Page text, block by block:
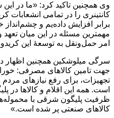
وی همچنین تاکید کرد: «ما در
کانتینری را در تمامی انشعابات
برابر افزایش داده‌یم و چشم‌انداز
مهمترین مسئله در این میان
امر حمل‌ونقل به توسعۀ این
سرگی میلوشکین همچنین اظهار
جهت تامین کالاهای مصرفی:
تجهیزات، برای رفع نیازهای
است. همه این اقلام و کالاها در
ظرفیت پلیگون شرقی با
کالاهای صنعتی پر شده است.»